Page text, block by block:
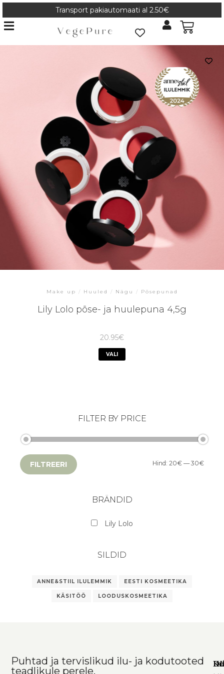
Transport pakiautomaati al 2.50€
Make up / Huuled / Nägu / Põsepunad
Lily Lolo põse- ja huulepuna 4,5g
20.95€
VALI
FILTER BY PRICE
FILTREERI Hind: 20€ —30€
BRÄNDID
Lily Lolo
SILDID
ANNE&STIIL ILULEMMIK EESTI KOSMEETIKA
KÄSITÖÖ LOODUSKOSMEETIKA
Puhtad ja tervislikud ilu- ja kodutooted
teadlikule perele.